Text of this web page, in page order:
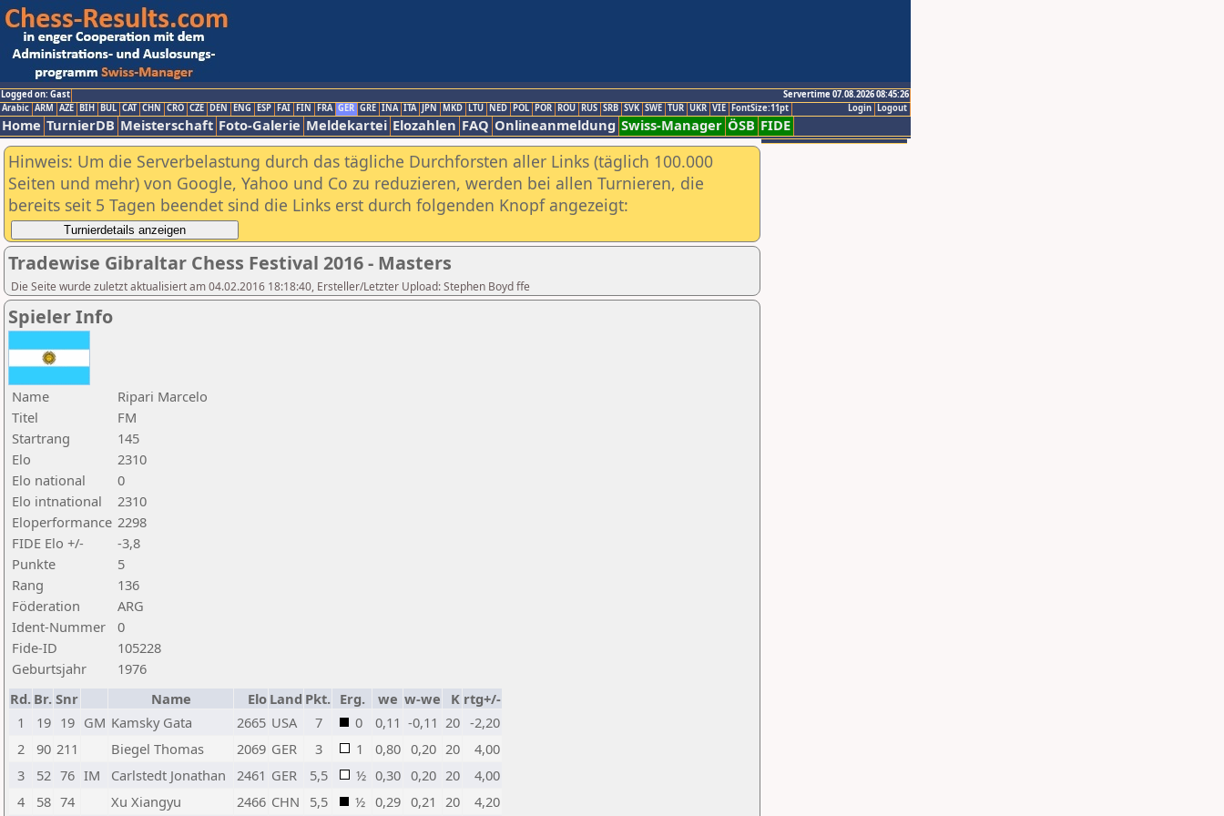
Logged on: Gast
Servertime 07.08.2026 08:45:26
Logout
Login
Arabic ARM AZE BIH BUL CAT CHN CRO CZE DEN ENG ESP FAI FIN FRA GER GRE INA ITA JPN MKD LTU NED POL POR ROU RUS SRB SVK SWE TUR UKR VIE FontSize:11pt
Home TurnierDB Meisterschaft Foto-Galerie Meldekartei Elozahlen FAQ Onlineanmeldung Swiss-Manager ÖSB FIDE
Hinweis: Um die Serverbelastung durch das tägliche Durchforsten aller Links (täglich 100.000
Seiten und mehr) von Google, Yahoo und Co zu reduzieren, werden bei allen Turnieren, die
bereits seit 5 Tagen beendet sind die Links erst durch folgenden Knopf angezeigt:
Tradewise Gibraltar Chess Festival 2016 - Masters
Die Seite wurde zuletzt aktualisiert am 04.02.2016 18:18:40, Ersteller/Letzter Upload: Stephen Boyd ffe
Spieler Info
Name
Ripari Marcelo
Titel
FM
Startrang
145
Elo
2310
Elo national
0
Elo intnational
2310
Eloperformance 2298
FIDE Elo +/-
-3,8
Punkte
5
Rang
136
Föderation
ARG
Ident-Nummer
0
Fide-ID
105228
Geburtsjahr
1976
Rd. Br. Snr Name Elo Land Pkt. Erg. we w-we K rtg+/-
1
19 19 GM Kamsky Gata 2665 USA 7 0 0,11 -0,11 20 -2,20
2
90 211 Biegel Thomas 2069 GER 3 1 0,80 0,20 20
4,00
3
52 76 IM Carlstedt Jonathan 2461 GER 5,5 ½ 0,30 0,20 20
4,00
4
58 74 Xu Xiangyu 2466 CHN 5,5 ½ 0,29 0,21 20 4,20